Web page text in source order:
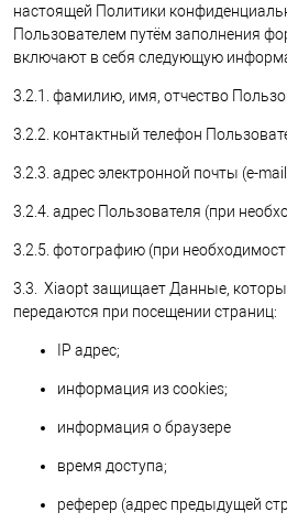
настоящей Политики
Пользователем путём заполнения
включают в себя следующую
3.2.1. фамилию, имя, отчество
3.2.2. контактный телефон
3.2.3. адрес электронной почты (e-
3.2.4. адрес Пользователя (при
3.2.5. фотографию (при
3.3. Xiaopt защищает Данные,
передаются при посещении страниц:
IP адрес;
информация из cookies;
информация о браузере
время доступа;
реферер (адрес предыдущей